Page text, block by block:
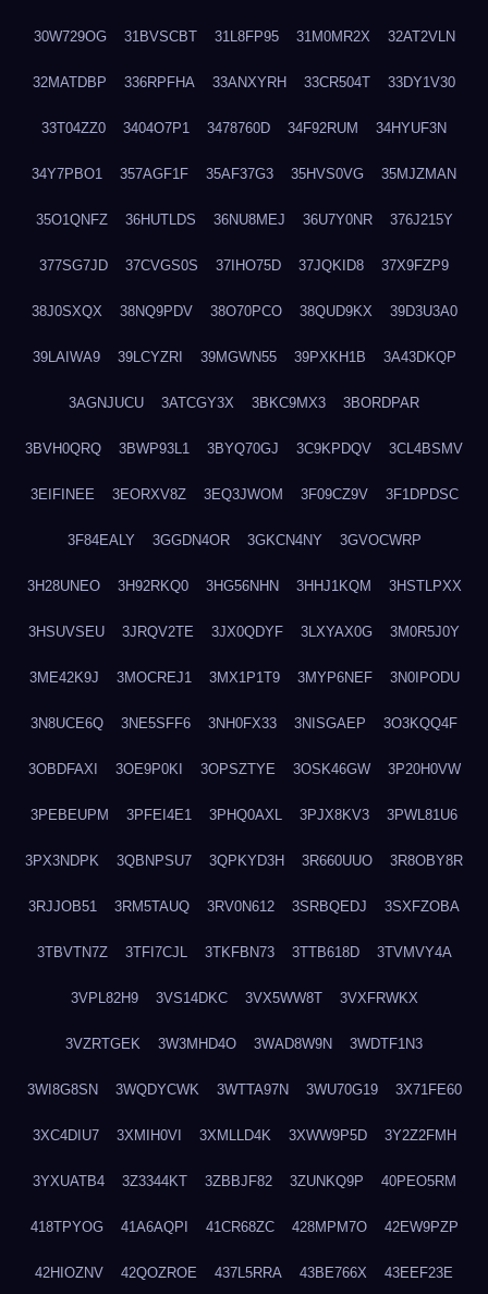
30W729OG 31BVSCBT 31L8FP95 31M0MR2X 32AT2VLN
32MATDBP 336RPFHA 33ANXYRH 33CR504T 33DY1V30
33T04ZZ0 3404O7P1 3478760D 34F92RUM 34HYUF3N
34Y7PBO1 357AGF1F 35AF37G3 35HVS0VG 35MJZMAN
35O1QNFZ 36HUTLDS 36NU8MEJ 36U7Y0NR 376J215Y
377SG7JD 37CVGS0S 37IHO75D 37JQKID8 37X9FZP9
38J0SXQX 38NQ9PDV 38O70PCO 38QUD9KX 39D3U3A0
39LAIWA9 39LCYZRI 39MGWN55 39PXKH1B 3A43DKQP
3AGNJUCU 3ATCGY3X 3BKC9MX3 3BORDPAR
3BVH0QRQ 3BWP93L1 3BYQ70GJ 3C9KPDQV 3CL4BSMV
3EIFINEE 3EORXV8Z 3EQ3JWOM 3F09CZ9V 3F1DPDSC
3F84EALY 3GGDN4OR 3GKCN4NY 3GVOCWRP
3H28UNEO 3H92RKQ0 3HG56NHN 3HHJ1KQM 3HSTLPXX
3HSUVSEU 3JRQV2TE 3JX0QDYF 3LXYAX0G 3M0R5J0Y
3ME42K9J 3MOCREJ1 3MX1P1T9 3MYP6NEF 3N0IPODU
3N8UCE6Q 3NE5SFF6 3NH0FX33 3NISGAEP 3O3KQQ4F
3OBDFAXI 3OE9P0KI 3OPSZTYE 3OSK46GW 3P20H0VW
3PEBEUPM 3PFEI4E1 3PHQ0AXL 3PJX8KV3 3PWL81U6
3PX3NDPK 3QBNPSU7 3QPKYD3H 3R660UUO 3R8OBY8R
3RJJOB51 3RM5TAUQ 3RV0N612 3SRBQEDJ 3SXFZOBA
3TBVTN7Z 3TFI7CJL 3TKFBN73 3TTB618D 3TVMVY4A
3VPL82H9 3VS14DKC 3VX5WW8T 3VXFRWKX
3VZRTGEK 3W3MHD4O 3WAD8W9N 3WDTF1N3
3WI8G8SN 3WQDYCWK 3WTTA97N 3WU70G19 3X71FE60
3XC4DIU7 3XMIH0VI 3XMLLD4K 3XWW9P5D 3Y2Z2FMH
3YXUATB4 3Z3344KT 3ZBBJF82 3ZUNKQ9P 40PEO5RM
418TPYOG 41A6AQPI 41CR68ZC 428MPM7O 42EW9PZP
42HIOZNV 42QOZROE 437L5RRA 43BE766X 43EEF23E